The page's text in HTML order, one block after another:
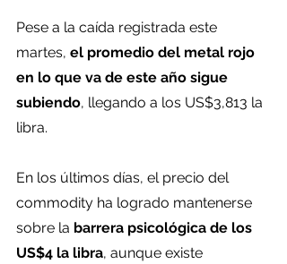
Pese a la caída registrada este
martes, el promedio del metal rojo
en lo que va de este año sigue
subiendo, llegando a los US$3,813 la
libra.
En los últimos días, el precio del
commodity ha logrado mantenerse
sobre la barrera psicológica de los
US$4 la libra, aunque existe